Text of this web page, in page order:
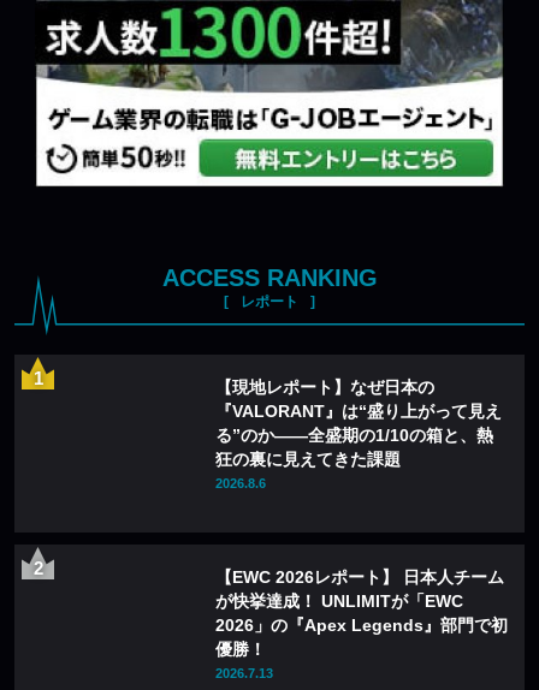
ACCESS RANKING
レポート
【現地レポート】なぜ日本の
『VALORANT』は“盛り上がって見え
る”のか——全盛期の1/10の箱と、熱
狂の裏に見えてきた課題
2026.8.6
【EWC 2026レポート】 日本人チーム
が快挙達成！ UNLIMITが「EWC
2026」の『Apex Legends』部門で初
優勝！
2026.7.13